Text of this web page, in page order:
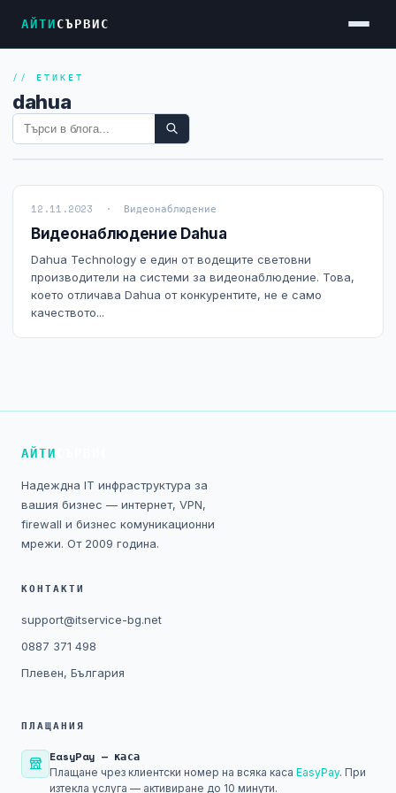
АЙТИСЪРВИС
Услуги
Достъп до Интернет
Видеонаблюдение
Firewall и VPN
Хостинг и VPS сървъри
Технически изисквания
Общи условия
Правна информация
GDPR
Контакти
// ЕТИКЕТ
dahua
12.11.2023 · Видеонаблюдение
Видеонаблюдение Dahua
Dahua Technology е един от водещите световни
производители на системи за видеонаблюдение. Това,
което отличава Dahua от конкурентите, не е само
качеството...
АЙТИ
Надеждна IT инфраструктура за
вашия бизнес — интернет, VPN,
firewall и бизнес комуникационни
мрежи. От 2009 година.
КОНТАКТИ
support@itservice-bg.net
0887 371 498
Плевен, България
ПЛАЩАНИЯ
EasyPay — каса
Плащане чрез клиентски номер на всяка каса EasyPay. При
изтекла услуга — активиране до 10 минути.